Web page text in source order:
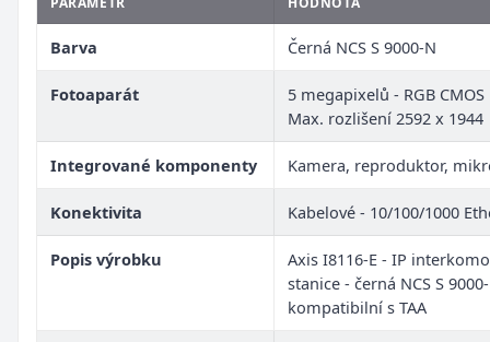
Barva Černá NCS S 9000-N
Fotoaparát
5 megapixelů - RGB
Max. rozlišení 2592 x 1944
Integrované komponenty Kamera, reproduktor,
Konektivita Kabelové - 10/100/1000
Popis výrobku
Axis I8116-E - IP
stanice - černá NCS S
kompatibilní s TAA